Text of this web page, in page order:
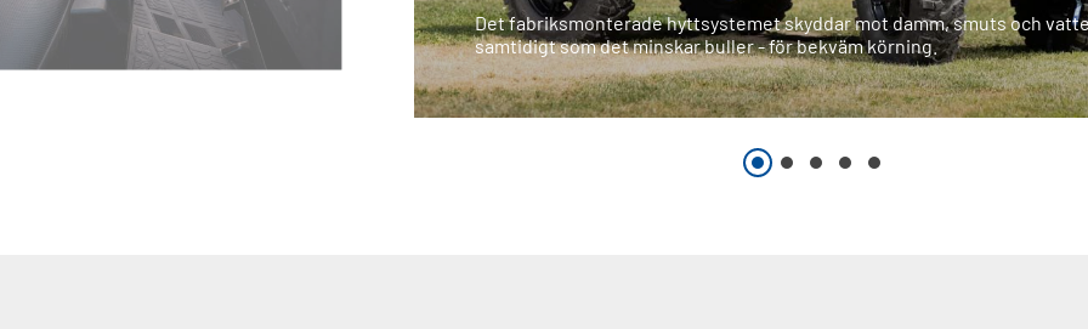
Det fabriksmonterade hyttsystemet skyddar mot damm, smuts och
samtidigt som det minskar buller - för bekväm körning.